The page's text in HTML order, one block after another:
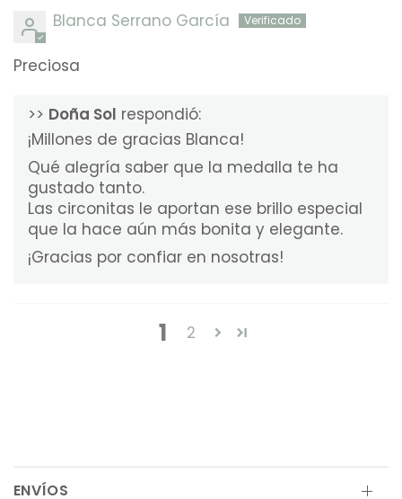
Blanca Serrano García
Preciosa
>> Doña Sol respondió:
¡Millones de gracias Blanca!
Qué alegría saber que la medalla te ha
gustado tanto.
Las circonitas le aportan ese brillo especial
que la hace aún más bonita y elegante.
¡Gracias por confiar en nosotras!
1 2
ENVÍOS